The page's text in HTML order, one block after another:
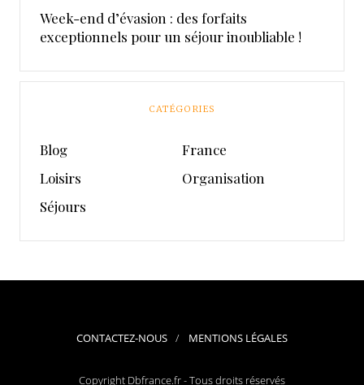
Week-end d’évasion : des forfaits
exceptionnels pour un séjour inoubliable !
CATÉGORIES
Blog
France
Loisirs
Organisation
Séjours
CONTACTEZ-NOUS MENTIONS LÉGALES
Copyright Dbfrance.fr - Tous droits réservés